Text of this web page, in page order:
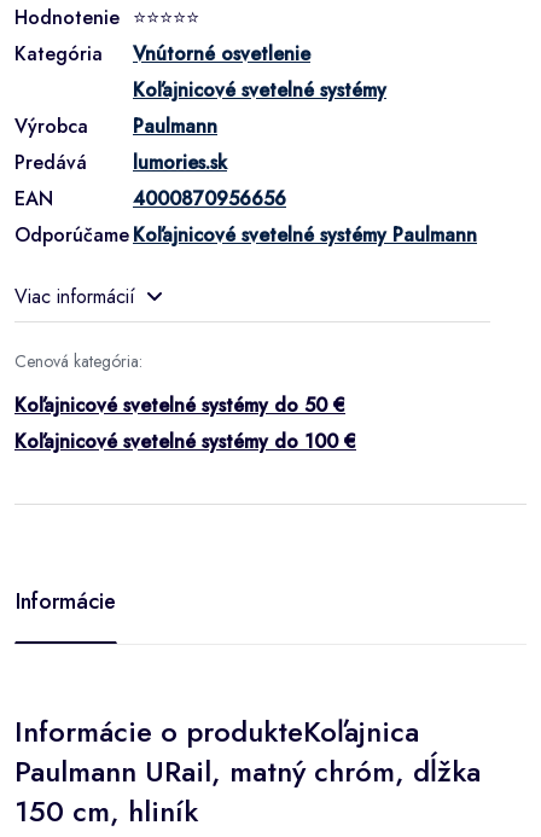
Hodnotenie ⭐⭐⭐⭐⭐
Kategória
Vnútorné osvetlenie
Koľajnicové svetelné systémy
Výrobca
Paulmann
Predává
lumories.sk
EAN
4000870956656
OdporúčameKoľajnicové svetelné systémy Paulmann
Viac informácií
Cenová kategória:
Koľajnicové svetelné systémy do 50 €
Koľajnicové svetelné systémy do 100 €
Informácie
Informácie o produkteKoľajnica
Paulmann URail, matný chróm, dĺžka
150 cm, hliník